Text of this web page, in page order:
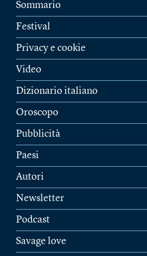
Sommario
Festival
Privacy e cookie
Video
Dizionario italiano
Oroscopo
Pubblicità
Paesi
Autori
Newsletter
Podcast
Savage love